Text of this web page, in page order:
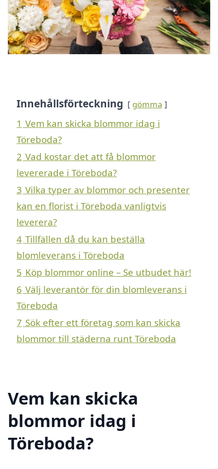
Innehållsförteckning gömma
1 Vem kan skicka blommor idag i
Töreboda?
2 Vad kostar det att få blommor
levererade i Töreboda?
3 Vilka typer av blommor och presenter
kan en florist i Töreboda vanligtvis
leverera?
4 Tillfällen då du kan beställa
blomleverans i Töreboda
5 Köp blommor online – Se utbudet här!
6 Välj leverantör för din blomleverans i
Töreboda
7 Sök efter ett företag som kan skicka
blommor till städerna runt Töreboda
Vem kan skicka
blommor idag i
Töreboda?